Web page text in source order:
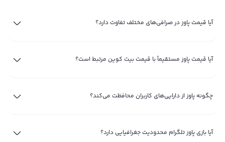
آیا قیمت پاوز در صرافی‌های مختلف تفاوت دارد؟
آیا قیمت پاوز مستقیماً با قیمت بیت‌ کوین مرتبط است؟
چگونه پاوز از دارایی‌های کاربران محافظت می‌کند؟
آیا بازی پاوز تلگرام محدودیت جغرافیایی دارد؟